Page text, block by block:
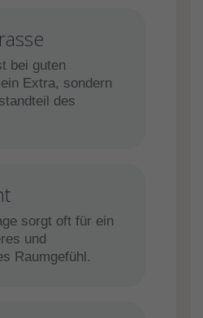
bei guten
Extra, sondern
des
sorgt oft für ein
und
Raumgefühl.